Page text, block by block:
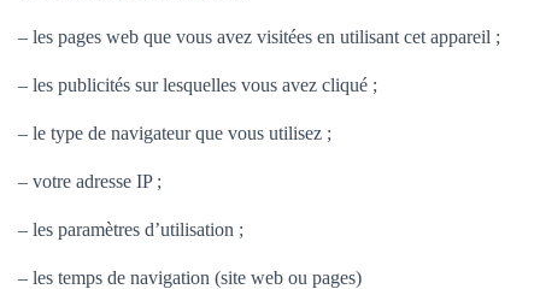
– les pages web que vous avez visitées en utilisant cet appareil ;
– les publicités sur lesquelles vous avez cliqué ;
– le type de navigateur que vous utilisez ;
– votre adresse IP ;
– les paramètres d’utilisation ;
– les temps de navigation (site web ou pages)